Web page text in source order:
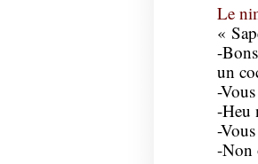
Le
«
-
un
-
-Heu
-
-Non